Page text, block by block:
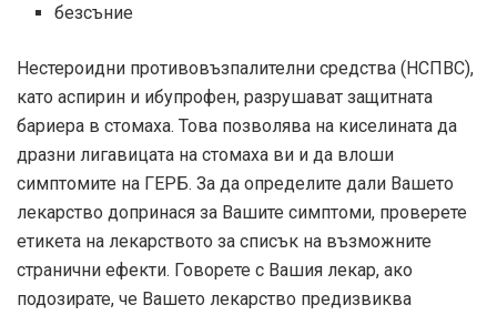
безсъние
Нестероидни противовъзпалителни средства (НСПВС),
като аспирин и ибупрофен, разрушават защитната
бариера в стомаха. Това позволява на киселината да
дразни лигавицата на стомаха ви и да влоши
симптомите на ГЕРБ. За да определите дали Вашето
лекарство допринася за Вашите симптоми, проверете
етикета на лекарството за списък на възможните
странични ефекти. Говорете с Вашия лекар, ако
подозирате, че Вашето лекарство предизвиква